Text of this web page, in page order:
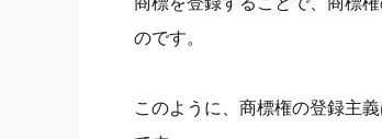
のです。
このように、商標権の登録主